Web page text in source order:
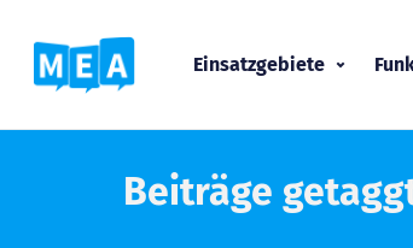
Einsatzgebiete
Beiträge